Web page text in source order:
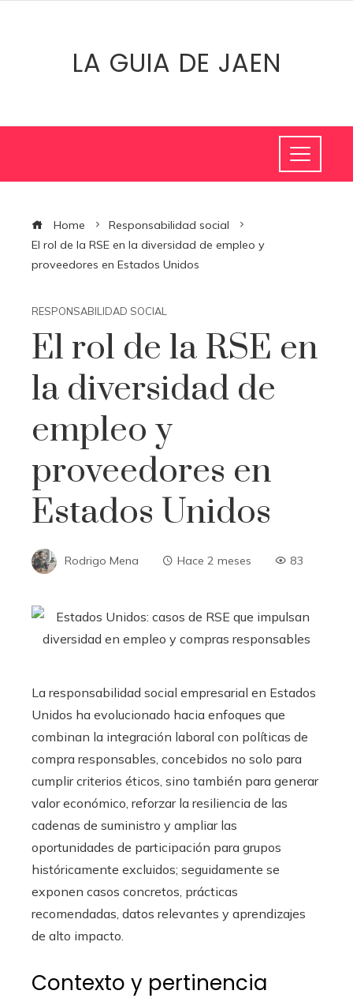
LA GUIA DE JAEN
Home
Responsabilidad social
El rol de la RSE en la diversidad de empleo y
proveedores en Estados Unidos
RESPONSABILIDAD SOCIAL
El rol de la RSE en
la diversidad de
empleo y
proveedores en
Estados Unidos
Rodrigo Mena Hace 2 meses 83
La responsabilidad social empresarial en Estados
Unidos ha evolucionado hacia enfoques que
combinan la integración laboral con políticas de
compra responsables, concebidos no solo para
cumplir criterios éticos, sino también para generar
valor económico, reforzar la resiliencia de las
cadenas de suministro y ampliar las
oportunidades de participación para grupos
históricamente excluidos; seguidamente se
exponen casos concretos, prácticas
recomendadas, datos relevantes y aprendizajes
de alto impacto.
Contexto y pertinencia